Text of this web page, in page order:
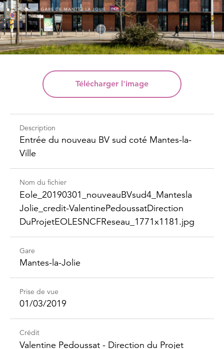
Télécharger l'image
Description
Entrée du nouveau BV sud coté Mantes-la-
Ville
Nom du fichier
Eole_​20190301_​nouveau​BVsud4_​Mantesla​
Jolie_​credit-​Valentine​Pedoussat​Direction​
DuProjet​EOLESNCFReseau_​1771x1181.jpg
Gare
Mantes-la-Jolie
Prise de vue
01/03/2019
Crédit
Valentine Pedoussat - Direction du Projet